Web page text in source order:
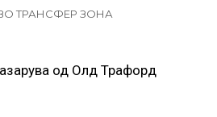
ТРАНСФЕР ЗОНА
од Олд Трафорд